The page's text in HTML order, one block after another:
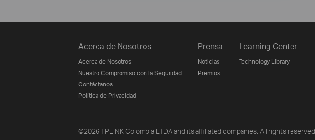
Acerca de Nosotros
Acerca de Nosotros
Nuestro Compromiso con la Seguridad
Contáctanos
Política de Privacidad
Prensa
Noticias
Premios
Learning Center
Technology Library
©2026 TPLINK Colombia LTDA and its affiliated companies. All rights reserved.